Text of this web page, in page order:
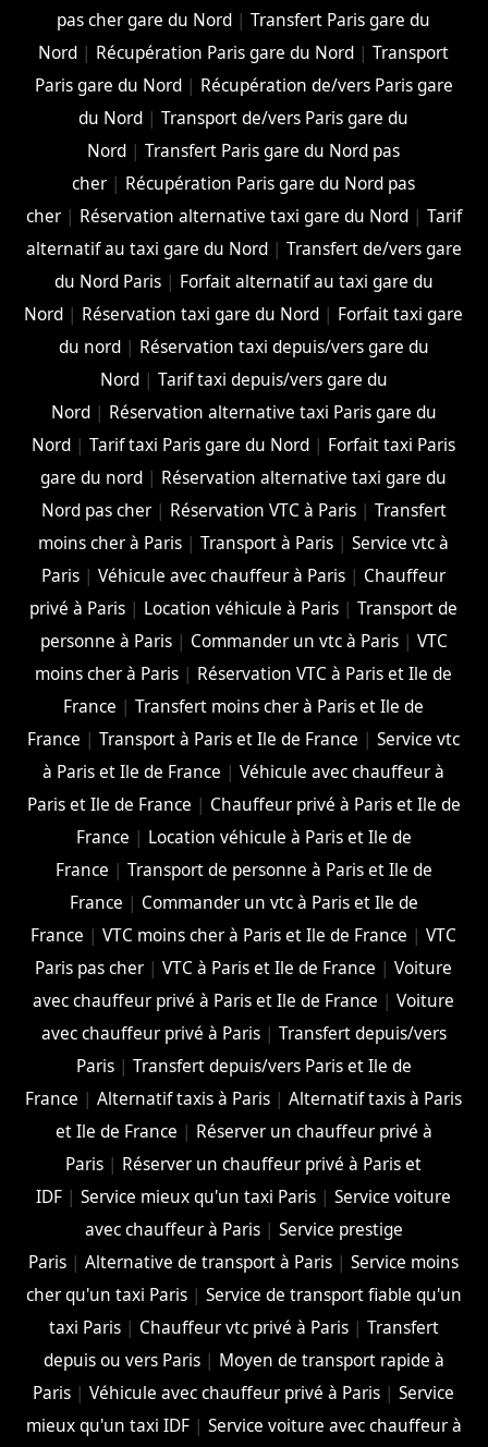
pas cher gare du Nord |Transfert Paris gare du
Nord | Récupération Paris gare du Nord |Transport
Paris gare du Nord| Récupération de/vers Paris gare
du Nord |Transport de/vers Paris gare du
Nord |Transfert Paris gare du Nord pas
cher | Récupération Paris gare du Nord pas
cher| Réservation alternative taxi gare du Nord| Tarif
alternatif au taxi gare du Nord| Transfert de/vers gare
du Nord Paris| Forfait alternatif au taxi gare du
Nord | Réservation taxi gare du Nord | Forfait taxi gare
du nord| Réservation taxi depuis/vers gare du
Nord| Tarif taxi depuis/vers gare du
Nord| Réservation alternative taxi Paris gare du
Nord |Tarif taxi Paris gare du Nord | Forfait taxi Paris
gare du nord | Réservation alternative taxi gare du
Nord pas cher| Réservation VTC à Paris| Transfert
moins cher à Paris |Transport à Paris |Service vtc à
Paris |Véhicule avec chauffeur à Paris | Chauffeur
privé à Paris | Location véhicule à Paris |Transport de
personne à Paris| Commander un vtc à Paris| VTC
moins cher à Paris | Réservation VTC à Paris et Ile de
France |Transfert moins cher à Paris et Ile de
France |Transport à Paris et Ile de France |Service vtc
à Paris et Ile de France |Véhicule avec chauffeur à
Paris et Ile de France | Chauffeur privé à Paris et Ile de
France | Location véhicule à Paris et Ile de
France | Transport de personne à Paris et Ile de
France | Commander un vtc à Paris et Ile de
France |VTC moins cher à Paris et Ile de France |VTC
Paris pas cher |VTC à Paris et Ile de France |Voiture
avec chauffeur privé à Paris et Ile de France |Voiture
avec chauffeur privé à Paris| Transfert depuis/vers
Paris| Transfert depuis/vers Paris et Ile de
France |Alternatif taxis à Paris |Alternatif taxis à Paris
et Ile de France | Réserver un chauffeur privé à
Paris | Réserver un chauffeur privé à Paris et
IDF |Service mieux qu'un taxi Paris |Service voiture
avec chauffeur à Paris| Service prestige
Paris |Alternative de transport à Paris |Service moins
cher qu'un taxi Paris| Service de transport fiable qu'un
taxi Paris| Chauffeur vtc privé à Paris| Transfert
depuis ou vers Paris| Moyen de transport rapide à
Paris |Véhicule avec chauffeur privé à Paris |Service
mieux qu'un taxi IDF| Service voiture avec chauffeur à